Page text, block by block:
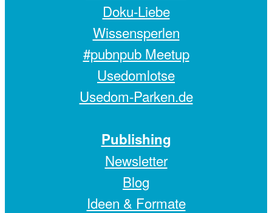
Doku-Liebe
Wissensperlen
#pubnpub Meetup
Usedomlotse
Usedom-Parken.de
Publishing
Newsletter
Blog
Ideen & Formate